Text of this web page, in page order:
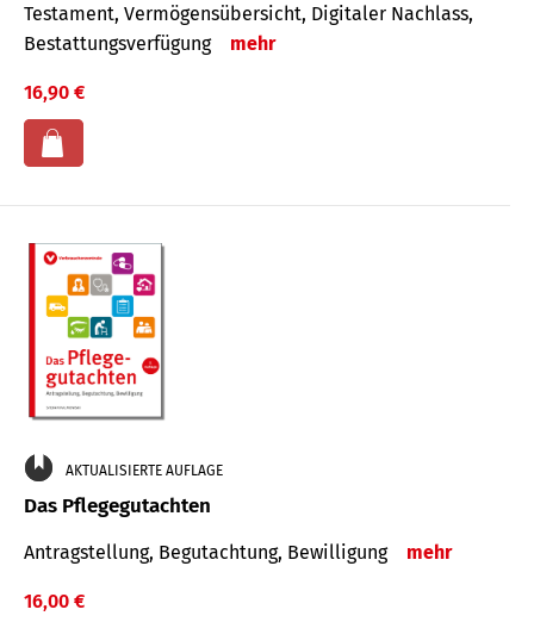
Testament, Vermögens­übersicht, Digitaler Nach­lass,
Bestat­tungs­ver­fügung
mehr
16,90 €
AKTUALISIERTE AUFLAGE
Das Pflegegutachten
Antragstellung, Begutachtung, Bewilligung mehr
16,00 €